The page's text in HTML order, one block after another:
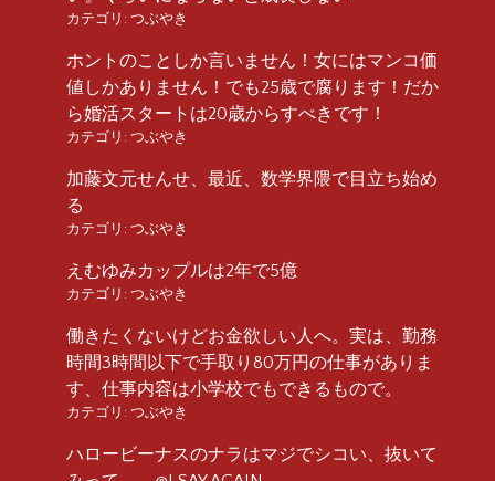
カテゴリ: つぶやき
ホントのことしか言いません！女にはマンコ価
値しかありません！でも25歳で腐ります！だか
ら婚活スタートは20歳からすべきです！
カテゴリ: つぶやき
加藤文元せんせ、最近、数学界隈で目立ち始め
る
カテゴリ: つぶやき
えむゆみカップルは2年で5億
カテゴリ: つぶやき
働きたくないけどお金欲しい人へ。実は、勤務
時間3時間以下で手取り80万円の仕事がありま
す、仕事内容は小学校でもできるもので。
カテゴリ: つぶやき
ハロービーナスのナラはマジでシコい、抜いて